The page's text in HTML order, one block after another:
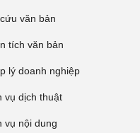
văn bản
tích văn bản
lý doanh nghiệp
vụ dịch thuật
vụ nội dung